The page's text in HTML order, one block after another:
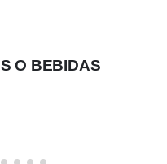
O BEBIDAS